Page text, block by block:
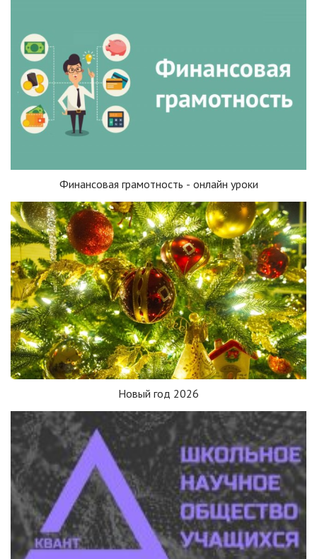
Финансовая грамотность - онлайн уроки
Новый год 2026